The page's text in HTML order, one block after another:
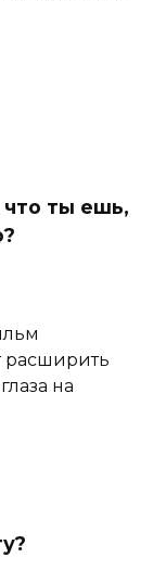
что ты ешь,
расширить
на